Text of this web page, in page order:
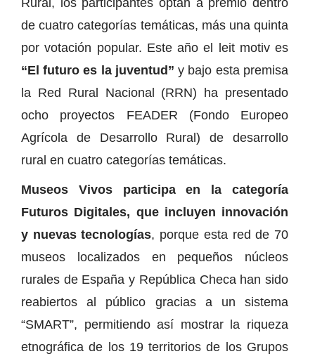
de cuatro categorías temáticas, más una quinta
por votación popular. Este año el leit motiv es
“El futuro es la juventud”y bajo esta premisa
la Red Rural Nacional (RRN) ha presentado
ocho proyectos FEADER (Fondo Europeo
Agrícola de Desarrollo Rural) de desarrollo
rural en cuatro categorías temáticas.
Museos Vivos participa en la categoría
Futuros Digitales, que incluyen innovación
y nuevas tecnologías, porque esta red de 70
museos localizados en pequeños núcleos
rurales de España y República Checa han sido
reabiertos al público gracias a un sistema
“SMART”, permitiendo así mostrar la riqueza
etnográfica de los 19 territorios de los Grupos